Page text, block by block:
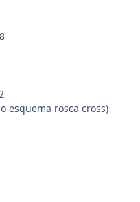
esquema rosca cross)